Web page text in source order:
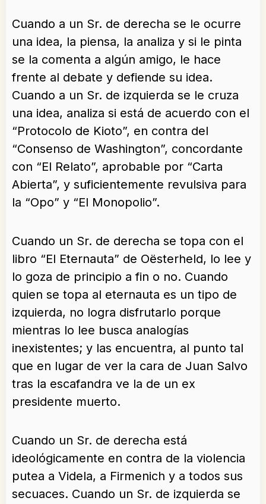
Cuando a un Sr. de derecha se le ocurre
una idea, la piensa, la analiza y si le pinta
se la comenta a algún amigo, le hace
frente al debate y defiende su idea.
Cuando a un Sr. de izquierda se le cruza
una idea, analiza si está de acuerdo con el
“Protocolo de Kioto”, en contra del
“Consenso de Washington”, concordante
con “El Relato”, aprobable por “Carta
Abierta”, y suficientemente revulsiva para
la “Opo” y “El Monopolio”.
Cuando un Sr. de derecha se topa con el
libro “El Eternauta” de Oësterheld, lo lee y
lo goza de principio a fin o no. Cuando
quien se topa al eternauta es un tipo de
izquierda, no logra disfrutarlo porque
mientras lo lee busca analogías
inexistentes; y las encuentra, al punto tal
que en lugar de ver la cara de Juan Salvo
tras la escafandra ve la de un ex
presidente muerto.
Cuando un Sr. de derecha está
ideológicamente en contra de la violencia
putea a Videla, a Firmenich y a todos sus
secuaces. Cuando un Sr. de izquierda se